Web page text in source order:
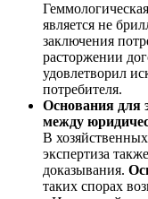
является не
заключения
расторжении
удовлетворил
потребителя.
Основания для
между
В
экспертиза
доказывания.
таких спорах